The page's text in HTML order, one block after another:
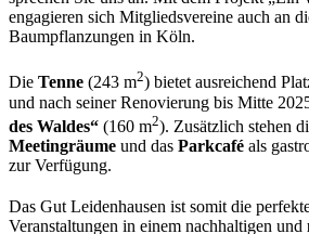
engagieren sich Mitgliedsvereine auch an
Baumpflanzungen in Köln.
Die Tenne (243 m2) bietet ausreichend
und nach seiner Renovierung bis Mitte
des Waldes“ (160 m2). Zusätzlich stehen
Meetingräume und das Parkcafé als
zur Verfügung.
Das Gut Leidenhausen ist somit die
Veranstaltungen in einem nachhaltigen und